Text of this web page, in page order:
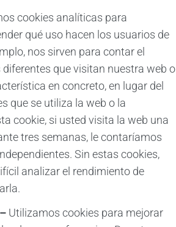
cookies analíticas para
qué uso hacen los usuarios de
nos sirven para contar el
que visitan nuestra web o
en concreto, en lugar del
que se utiliza la web o la
cookie, si usted visita la web una
tres semanas, le contaríamos
Sin estas cookies,
analizar el rendimiento de
Utilizamos cookies para mejorar